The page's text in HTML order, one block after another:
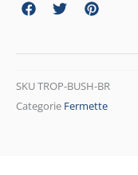
SKUTROP-BUSH-BR
Categorie Fermette